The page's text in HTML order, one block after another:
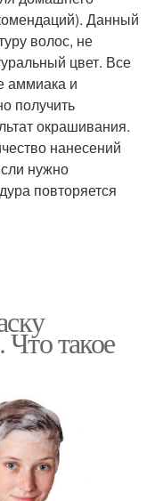
Данный
волос, не
цвет. Все
аммиака и
получить
окрашивания.
нанесений
нужно
повторяется
такое